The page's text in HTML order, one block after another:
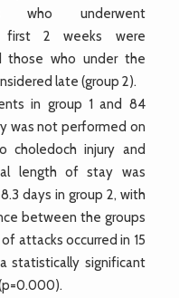
who underwent
first 2 weeks were
those who under the
late (group 2).
in group 1 and 84
was not performed on
choledoch injury and
length of stay was
days in group 2, with
between the groups
attacks occurred in 15
statistically significant